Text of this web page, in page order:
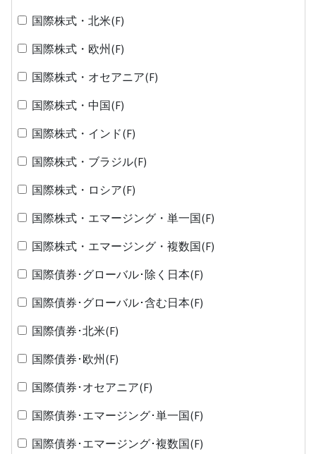
国際株式・北米(F)
国際株式・欧州(F)
国際株式・オセアニア(F)
国際株式・中国(F)
国際株式・インド(F)
国際株式・ブラジル(F)
国際株式・ロシア(F)
国際株式・エマージング・単一国(F)
国際株式・エマージング・複数国(F)
国際債券･グローバル･除く日本(F)
国際債券･グローバル･含む日本(F)
国際債券･北米(F)
国際債券･欧州(F)
国際債券･オセアニア(F)
国際債券･エマージング･単一国(F)
国際債券･エマージング･複数国(F)